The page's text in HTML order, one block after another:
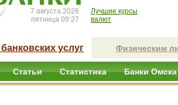
7 августа 2026
пятница 09:27
Лучшие курсы
валют
услуг Физическим
Статьи Статистика Банки Омска